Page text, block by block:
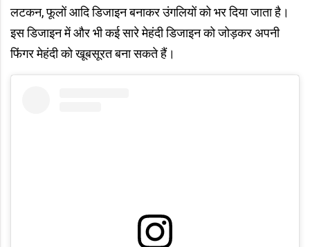
लटकन, फूलों आदि डिजाइन बनाकर उंगलियों को भर दिया जाता है।
इस डिजाइन में और भी कई सारे मेहंदी डिजाइन को जोड़कर अपनी
फिंगर मेहंदी को खूबसूरत बना सकते हैं।